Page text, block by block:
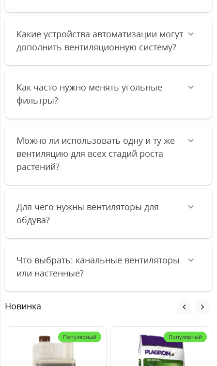
Какие устройства автоматизации могут
дополнить вентиляционную систему?
Как часто нужно менять угольные
фильтры?
Можно ли использовать одну и ту же
вентиляцию для всех стадий роста
растений?
Для чего нужны вентиляторы для
обдува?
Что выбрать: канальные вентиляторы
или настенные?
Новинка
Популярный Популярный